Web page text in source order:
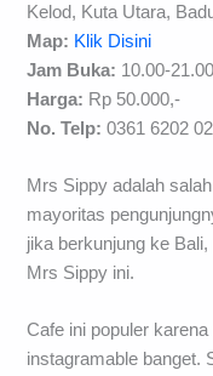
Kelod, Kuta Utara,
Map: Klik Disini
Jam Buka: 10.00-
Harga: Rp 50.000,-
No. Telp: 0361 6202
Mrs Sippy adalah
mayoritas
jika berkunjung ke
Mrs Sippy ini.
Cafe ini populer
instagramable banget.